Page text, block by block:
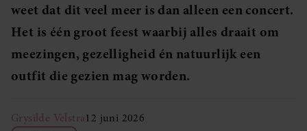
weet dat dit veel meer is dan alleen een concert.
Het is één groot feest waarbij alles draait om
meezingen, gezelligheid én natuurlijk een
outfit die gezien mag worden.
Grysilde Velstra12 juni 2026